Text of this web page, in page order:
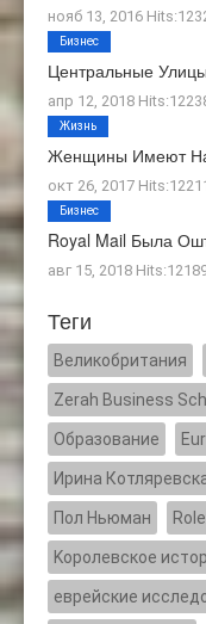
нояб 13, 2016
Центральные
апр 12, 2018
Бизнес
Женщины Имеют
окт 26, 2017
Жизнь
Royal Mail Была
авг 15, 2018
Бизнес
Теги
Великобритания
Zerah Business
Образование
Ирина
Пол Ньюман
Kоролевское
еврейские